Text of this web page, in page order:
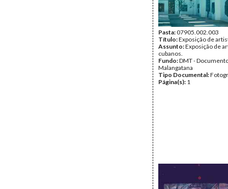
Pasta:07905.002.003
Título:Exposição de
Assunto:Exposição de
cubanos.
Fundo:DMT -
Malangatana
Tipo Documental:
Página(s): 1